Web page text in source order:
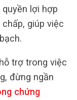
lợi hợp
giúp việc
trợ trong việc
đừng ngần
chứng